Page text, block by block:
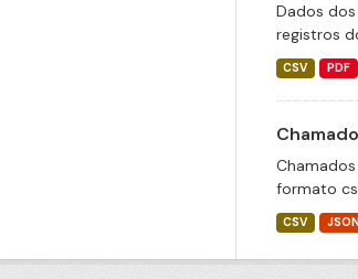
Dados
registros
CSV PDF
formato
CSV